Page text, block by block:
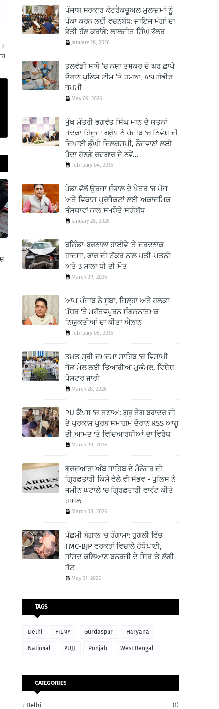
ਪੰਜਾਬ ਸਰਕਾਰ ਕੰਟਰੈਕਚੂਅਲ ਮੁਲਾਜ਼ਮਾਂ ਨੂੰ
ਪੱਕਾ ਕਰਨ ਲਈ ਵਚਨਬੱਧ; ਜਾਇਜ ਮੰਗਾਂ ਦਾ
ਛੇਤੀ ਹੱਲ ਕਰਾਂਗੇ: ਲਾਲਜੀਤ ਸਿੰਘ ਭੁੱਲਰ
January 28, 2026
ਤਲਵੰਡੀ ਸਾਬੋ ’ਚ ਨਸ਼ਾ ਤਸਕਰ ਦੇ ਘਰ ਛਾਪੇ
ਦੌਰਾਨ ਪੁਲਿਸ ਟੀਮ ’ਤੇ ਹਮਲਾ, ASI ਗੰਭੀਰ
ਜ਼ਖਮੀ
May 09, 2026
ਮੁੱਖ ਮੰਤਰੀ ਭਗਵੰਤ ਸਿੰਘ ਮਾਨ ਦੇ ਯਤਨਾਂ
ਸਦਕਾ ਹਿੰਦੂਜਾ ਗਰੁੱਪ ਨੇ ਪੰਜਾਬ 'ਚ ਨਿਵੇਸ਼ ਦੀ
ਦਿਖਾਈ ਡੂੰਘੀ ਦਿਲਚਸਪੀ, ਨੌਜਵਾਨਾਂ ਲਈ
ਪੈਦਾ ਹੋਣਗੇ ਰੁਜ਼ਗਾਰ ਦੇ ਨਵੇਂ...
February 04, 2026
ਪੇਡਾ ਵੱਲੋਂ ਊਰਜਾ ਸੰਭਾਲ ਦੇ ਖੇਤਰ 'ਚ ਖੋਜ
ਅਤੇ ਵਿਕਾਸ ਪ੍ਰੋਜੈਕਟਾਂ ਲਈ ਅਕਾਦਮਿਕ
ਸੰਸਥਾਵਾਂ ਨਾਲ ਸਮਝੌਤੇ ਸਹੀਬੱਧ
January 28, 2026
ਬਠਿੰਡਾ-ਬਰਨਾਲਾ ਹਾਈਵੇ ‘ਤੇ ਦਰਦਨਾਕ
ਹਾਦਸਾ, ਕਾਰ ਦੀ ਟੱਕਰ ਨਾਲ ਪਤੀ-ਪਤਨੀ
ਅਤੇ 3 ਸਾਲਾ ਧੀ ਦੀ ਮੌਤ
March 09, 2026
ਆਪ ਪੰਜਾਬ ਨੇ ਸੂਬਾ, ਜ਼ਿਲ੍ਹਾ ਅਤੇ ਹਲਕਾ
ਪੱਧਰ 'ਤੇ ਮਹੱਤਵਪੂਰਨ ਸੰਗਠਨਾਤਮਕ
ਨਿਯੁਕਤੀਆਂ ਦਾ ਕੀਤਾ ਐਲਾਨ
February 05, 2026
ਤਖ਼ਤ ਸ੍ਰੀ ਦਮਦਮਾ ਸਾਹਿਬ ‘ਚ ਵਿਸਾਖੀ
ਜੋੜ ਮੇਲ ਲਈ ਤਿਆਰੀਆਂ ਮੁਕੰਮਲ, ਵਿਸ਼ੇਸ਼
ਪੋਸਟਰ ਜਾਰੀ
March 28, 2026
PU ਕੈਂਪਸ 'ਚ ਤਣਾਅ: ਗੁਰੂ ਤੇਗ ਬਹਾਦਰ ਜੀ
ਦੇ ਪ੍ਰਕਾਸ਼ ਪੁਰਬ ਸਮਾਗਮ ਦੌਰਾਨ RSS ਆਗੂ
ਦੀ ਆਮਦ 'ਤੇ ਵਿਦਿਆਰਥੀਆਂ ਦਾ ਵਿਰੋਧ
March 09, 2026
ਗੁਰਦੁਆਰਾ ਅੰਬ ਸਾਹਿਬ ਦੇ ਮੈਨੇਜਰ ਦੀ
ਗ੍ਰਿਫਤਾਰੀ ਕਿਸੇ ਵੇਲੇ ਵੀ ਸੰਭਵ - ਪੁਲਿਸ ਨੇ
ਜਮੀਨ ਘਟਾਲੇ 'ਚ ਗ੍ਰਿਫ਼ਤਾਰੀ ਵਾਰੰਟ ਕੀਤੇ
ਹਾਸਲ
March 08, 2026
ਪੱਛਮੀ ਬੰਗਾਲ 'ਚ ਹੰਗਾਮਾ: ਹੁਗਲੀ ਵਿੱਚ
TMC-BJP ਵਰਕਰਾਂ ਵਿਚਾਲੇ ਹੱਥੋਪਾਈ,
ਸਾਂਸਦ ਕਲਿਆਣ ਬਨਰਜੀ ਦੇ ਸਿਰ 'ਤੇ ਲੱਗੀ
ਸੱਟ
May 31, 2026
TAGS
Delhi FILMY Gurdaspur Haryana
National PUJJ Punjab West Bengal
CATEGORIES
Delhi (1)